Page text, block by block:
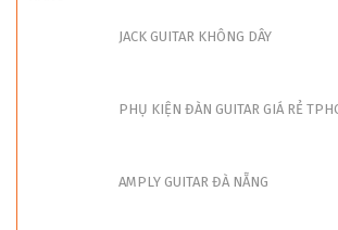
JACK GUITAR KHÔNG DÂY
PHỤ KIỆN ĐÀN GUITAR GIÁ RẺ
AMPLY GUITAR ĐÀ NẴNG